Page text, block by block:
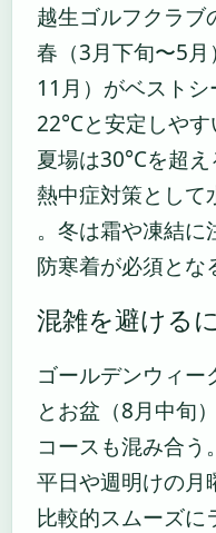
越生ゴルフクラブ
春（3月下旬〜5
11月）がベスト
22°Cと安定しやす
夏場は30°Cを超え
熱中症対策として
。冬は霜や凍結に
防寒着が必須とな
混雑を避ける
ゴールデンウィー
とお盆（8月中旬
コースも混み合う。
平日や週明けの月
比較的スムーズに